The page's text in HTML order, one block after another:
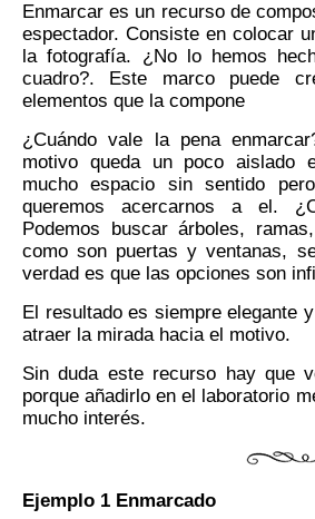
Enmarcar es un recurso de
espectador. Consiste en colocar
la fotografía. ¿No lo hemos
cuadro?. Este marco puede
elementos que la compone
¿Cuándo vale la pena
motivo queda un poco aislado
mucho espacio sin sentido
queremos acercarnos a el.
Podemos buscar árboles,
como son puertas y ventanas,
verdad es que las opciones son
El resultado es siempre elegante
atraer la mirada hacia el motivo.
Sin duda este recurso hay que
porque añadirlo en el laboratorio
mucho interés.
Ejemplo 1 Enmarcado